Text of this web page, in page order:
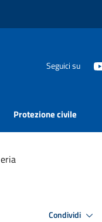
Seguici su
Protezione civile
Condividi